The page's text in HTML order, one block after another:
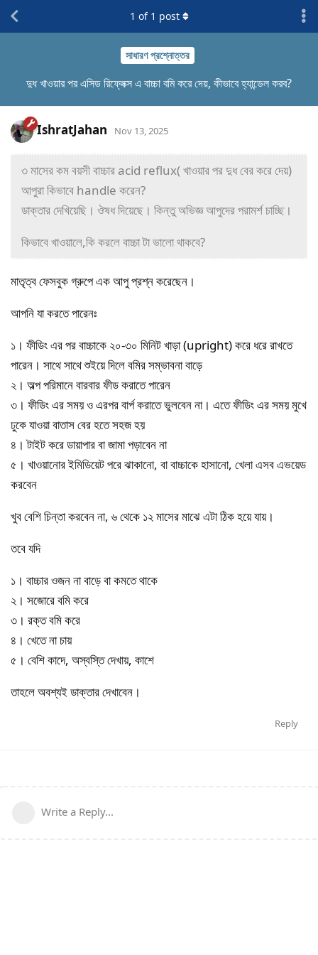
সাধারণ প্রশ্নোত্তর
দুধ খাওয়ার পর এসিড রিফ্লেক্স এ বাচ্চা বমি করে দেয়, কীভাবে হ্যান্ডেল করব?
1 of 1 post
IshratJahan Nov 13, 2025
৩ মাসের কম বয়সী বাচ্চার acid reflux( খাওয়ার পর দুধ বের করে দেয়)
আপুরা কিভাবে handle করেন?
ডাক্তার দেখিয়েছি। ঔষধ দিয়েছে। কিন্তু অভিজ্ঞ আপুদের পরামর্শ চাচ্ছি।
কিভাবে খাওয়ালে,কি করলে বাচ্চা টা ভালো থাকবে?
মাতৃত্ব ফেসবুক গ্রুপে এক আপু প্রশ্ন করেছেন।
আপনি যা করতে পারেনঃ
১। ফীডিং এর পর বাচ্চাকে ২০-৩০ মিনিট খাড়া (upright) করে ধরে রাখতে
পারেন। সাথে সাথে শুইয়ে দিলে বমির সম্ভাবনা বাড়ে
২। অল্প পরিমানে বারবার ফীড করাতে পারেন
৩। ফীডিং এর সময় ও এরপর বার্প করাতে ভুলবেন না। এতে ফীডিং এর সময় মুখে
ঢুকে যাওয়া বাতাস বের হতে সহজ হয়
৪। টাইট করে ডায়াপার বা জামা পড়াবেন না
৫। খাওয়ানোর ইমিডিয়েট পরে ঝাকানো, বা বাচ্চাকে হাসানো, খেলা এসব এভয়েড
করবেন
খুব বেশি চিন্তা করবেন না, ৬ থেকে ১২ মাসের মাঝে এটা ঠিক হয়ে যায়।
তবে যদি
১। বাচ্চার ওজন না বাড়ে বা কমতে থাকে
২। সজোরে বমি করে
৩। রক্ত বমি করে
৪। খেতে না চায়
৫। বেশি কাদে, অস্বস্তি দেখায়, কাশে
তাহলে অবশ্যই ডাক্তার দেখাবেন।
Reply
Write a Reply...